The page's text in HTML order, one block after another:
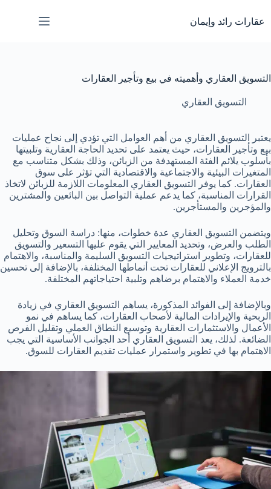
المحتوى
عقارات رائد وإيمان
التسويق العقاري وأهميته في بيع وتأجير العقارات
التسويق العقاري
يعتبر التسويق العقاري من أهم العوامل التي تؤدي إلى نجاح عمليات
بيع وتأجير العقارات، حيث يعتمد على تحديد الحاجة العقارية وتلبيتها
بأسلوب يلائم الفئة المستهدفة من الزبائن، وذلك بشكل متناسب مع
المتغيرات البيئية والاجتماعية والاقتصادية التي تؤثر على سوق
العقارات. كما يوفر التسويق العقاري المعلومات اللازمة للزبائن لاتخاذ
القرارات المناسبة، كما يدعم عملية التواصل بين البائعين والمشترين
والمؤجرين والمستأجرين.
ويتضمن التسويق العقاري عدة خطوات، منها: دراسة السوق وتحليل
الطلب والعرض، وتحديد المعايير التي يقوم عليها التسعير والتسويق
للعقارات، وتطوير استراتيجيات التسويق السليمة والمناسبة، والاهتمام
بالترويج الإعلاني للعقارات تحت أنماطها المختلفة، بالإضافة إلى تحسين
خدمة العملاء والاهتمام برضاهم وتلبية احتياجاتهم المختلفة.
وبالإضافة إلى الفوائد المذكورة، يساهم التسويق العقاري في زيادة
الربحية والإيرادات المالية لأصحاب العقارات، كما يساهم في نمو
الأعمال والاستثمارات العقارية وتوسيع النطاق العملي وتقليل الفرص
الضائعة. لذلك، يعد التسويق العقاري أحد الجوانب الأساسية التي يجب
الاهتمام بها في تطوير واستمرار عمليات تقديم العقارات للسوق.